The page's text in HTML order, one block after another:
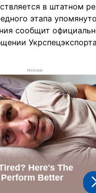
в штатном
этапа
сообщит
РЕКЛАМА